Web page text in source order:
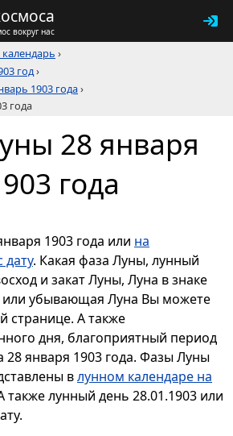
вокруг нас
›
год›
1903 года›
года
28 января
года
1903 года или на
. Какая фаза Луны, лунный
и закат Луны, Луна в знаке
или убывающая Луна Вы можете
странице. А также
дня, благоприятный период
28 января 1903 года. Фазы Луны
влунном календаре на
также лунный день 28.01.1903 или